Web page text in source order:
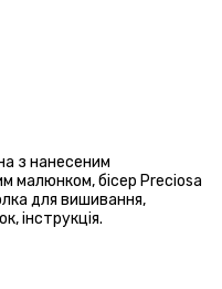
з нанесеним
малюнком, бісер Preciosa
для вишивання,
інструкція.